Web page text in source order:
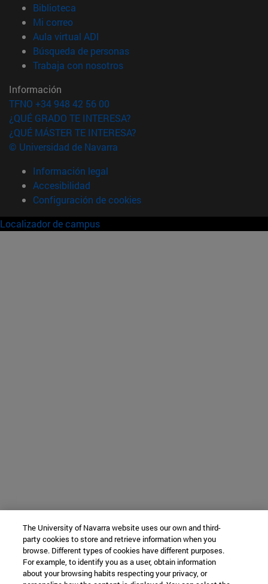
Biblioteca
Mi correo(abre en nueva ventana)
Aula virtual ADI
Búsqueda de personas(abre en nueva ventana)
Trabaja con nosotros(abre en nueva ventana)
Información
TFNO +34 948 42 56 00
¿QUÉ GRADO TE INTERESA?
¿QUÉ MÁSTER TE INTERESA?
© Universidad de Navarra
Información legal
Accesibilidad
Configuración de cookies
Localizador de campus
The University of Navarra website uses our own and third-
party cookies to store and retrieve information when you
browse. Different types of cookies have different purposes.
For example, to identify you as a user, obtain information
about your browsing habits respecting your privacy, or